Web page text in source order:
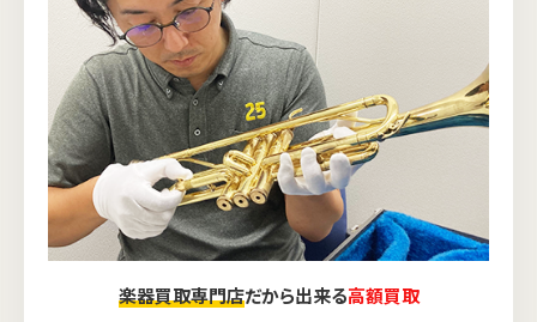
楽器買取専門店だから出来る高額買取